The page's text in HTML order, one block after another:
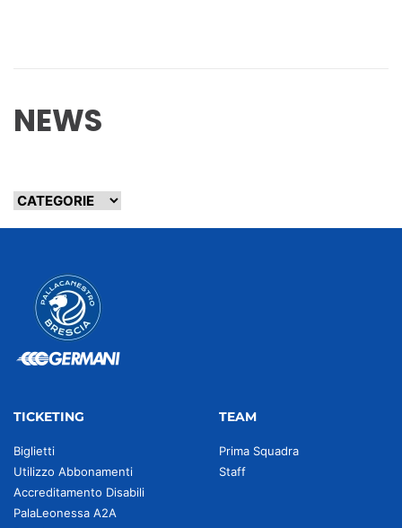
NEWS
TICKETING
Biglietti
Utilizzo Abbonamenti
Accreditamento Disabili
PalaLeonessa A2A
TEAM
Prima Squadra
Staff